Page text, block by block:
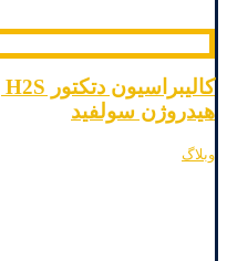
هیدروژن سولفید
وبلاگ